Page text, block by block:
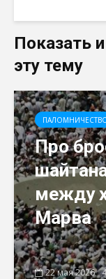
Показать
эту тему
Про
между
Марва
22 мая 2026